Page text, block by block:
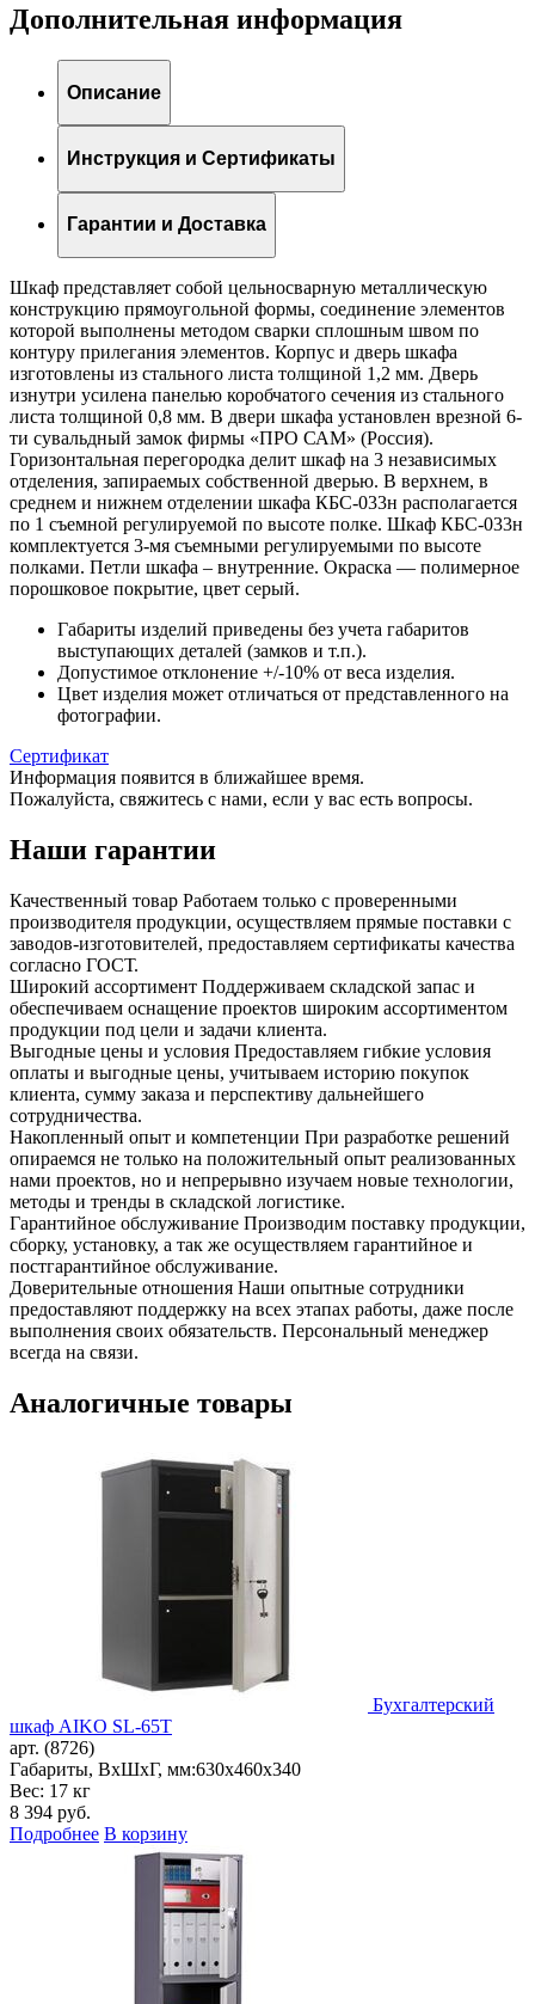
Дополнительная информация
Описание
Инструкция и Сертификаты
Гарантии и Доставка
Шкаф представляет собой цельносварную металлическую
конструкцию прямоугольной формы, соединение элементов
которой выполнены методом сварки сплошным швом по
контуру прилегания элементов. Корпус и дверь шкафа
изготовлены из стального листа толщиной 1,2 мм. Дверь
изнутри усилена панелью коробчатого сечения из стального
листа толщиной 0,8 мм. В двери шкафа установлен врезной 6-
ти сувальдный замок фирмы «ПРО САМ» (Россия).
Горизонтальная перегородка делит шкаф на 3 независимых
отделения, запираемых собственной дверью. В верхнем, в
среднем и нижнем отделении шкафа КБС-033н располагается
по 1 съемной регулируемой по высоте полке. Шкаф КБС-033н
комплектуется 3-мя съемными регулируемыми по высоте
полками. Петли шкафа – внутренние. Окраска — полимерное
порошковое покрытие, цвет серый.
Габариты изделий приведены без учета габаритов
выступающих деталей (замков и т.п.).
Допустимое отклонение +/-10% от веса изделия.
Цвет изделия может отличаться от представленного на
фотографии.
Сертификат
Информация появится в ближайшее время.
Пожалуйста, свяжитесь с нами, если у вас есть вопросы.
Наши гарантии
Качественный товар Работаем только с проверенными
производителя продукции, осуществляем прямые поставки с
заводов-изготовителей, предоставляем сертификаты качества
согласно ГОСТ.
Широкий ассортимент Поддерживаем складской запас и
обеспечиваем оснащение проектов широким ассортиментом
продукции под цели и задачи клиента.
Выгодные цены и условия Предоставляем гибкие условия
оплаты и выгодные цены, учитываем историю покупок
клиента, сумму заказа и перспективу дальнейшего
сотрудничества.
Накопленный опыт и компетенции При разработке решений
опираемся не только на положительный опыт реализованных
нами проектов, но и непрерывно изучаем новые технологии,
методы и тренды в складской логистике.
Гарантийное обслуживание Производим поставку продукции,
сборку, установку, а так же осуществляем гарантийное и
постгарантийное обслуживание.
Доверительные отношения Наши опытные сотрудники
предоставляют поддержку на всех этапах работы, даже после
выполнения своих обязательств. Персональный менеджер
всегда на связи.
Аналогичные товары
Бухгалтерский
шкаф AIKO SL-65Т
арт. (8726)
Габариты, ВxШxГ, мм:630x460x340
Вес: 17 кг
8 394 руб.
Подробнее В корзину